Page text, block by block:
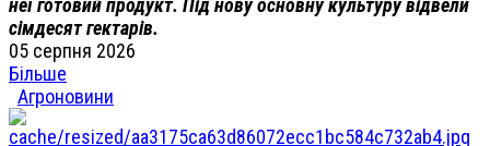
неї готовий продукт. Під нову основну культуру відвели
сімдесят гектарів.
05 серпня 2026
Більше
Агроновини